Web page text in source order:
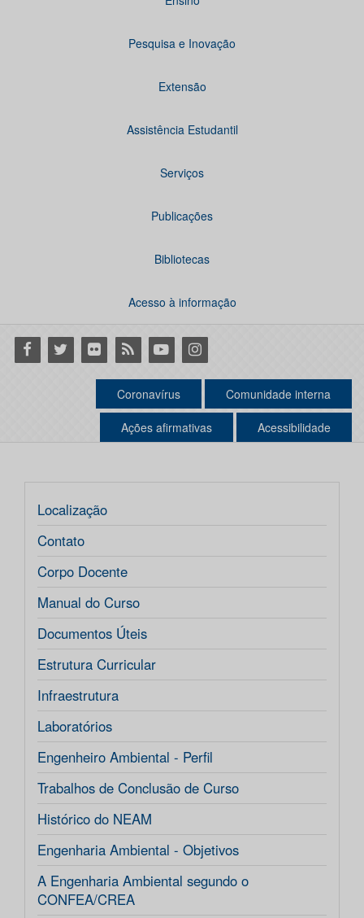
Pesquisa e Inovação
Extensão
Assistência Estudantil
Serviços
Publicações
Bibliotecas
Acesso à informação
Facebook
Twitter Flickr RSS YoutubeInstagram
Coronavírus Comunidade interna
Ações afirmativas Acessibilidade
Localização
Contato
Corpo Docente
Manual do Curso
Documentos Úteis
Estrutura Curricular
Infraestrutura
Laboratórios
Engenheiro Ambiental - Perfil
Trabalhos de Conclusão de Curso
Histórico do NEAM
Engenharia Ambiental - Objetivos
A Engenharia Ambiental segundo o
CONFEA/CREA